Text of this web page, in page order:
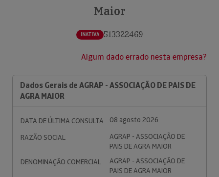
Maior
INATIVA 513322469
Algum dado errado nesta empresa?
Dados Gerais de AGRAP - ASSOCIAÇÃO DE PAIS DE
AGRA MAIOR
DATA DE ÚLTIMA CONSULTA
08 agosto 2026
RAZÃO SOCIAL
AGRAP - ASSOCIAÇÃO DE
PAIS DE AGRA MAIOR
DENOMINAÇÃO COMERCIAL
AGRAP - ASSOCIAÇÃO DE
PAIS DE AGRA MAIOR